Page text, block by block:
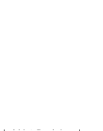
（水）のセ